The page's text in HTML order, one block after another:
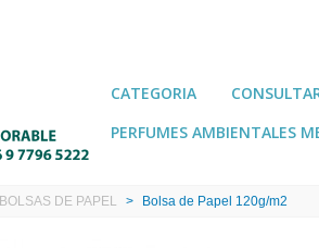
CATEGORIA
PERFUMES AMBIENTALES
BOLSAS DE PAPEL > Bolsa de Papel 120g/m2